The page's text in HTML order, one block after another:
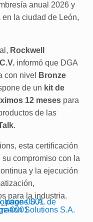
anual 2026 y
la ciudad de León,
Rockwell
informó que DGA
con nivel
Bronze
de un kit de
12 mesespara
de las
.
esta certificación
compromiso con la
y la ejecución
para la industria.